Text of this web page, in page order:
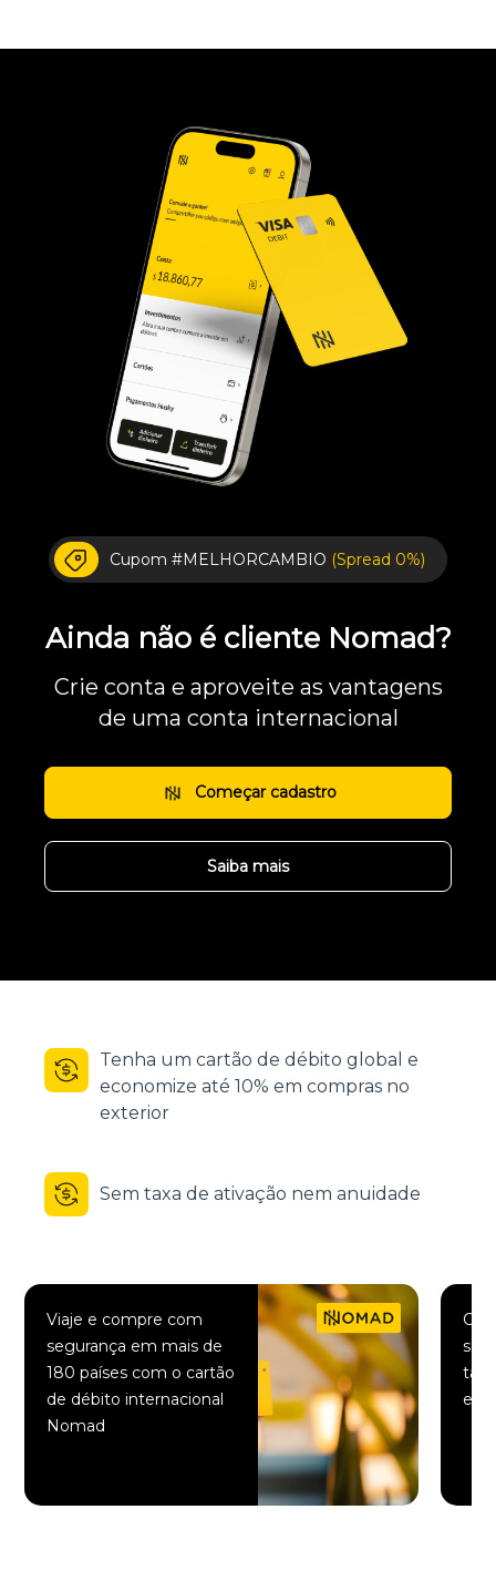
Cupom #MELHORCAMBIO (Spread 0%)
Ainda não é cliente Nomad?
Crie conta e aproveite as vantagens
de uma conta internacional
Começar cadastro
Saiba mais
Tenha um cartão de débito global e
economize até 10% em compras no
exterior
Sem taxa de ativação nem anuidade
Viaje e compre com
segurança em mais de
180 países com o cartão
de débito internacional
Nomad